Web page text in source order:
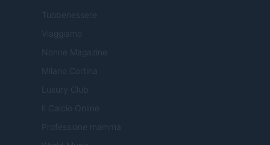
Tuobenessere
Viaggiamo
Nonne Magazine
Milano Cortina
Luxury Club
Il Calcio Online
Professione mamma